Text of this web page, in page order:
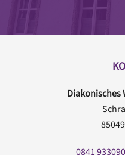
Diakonisches
0841 933090